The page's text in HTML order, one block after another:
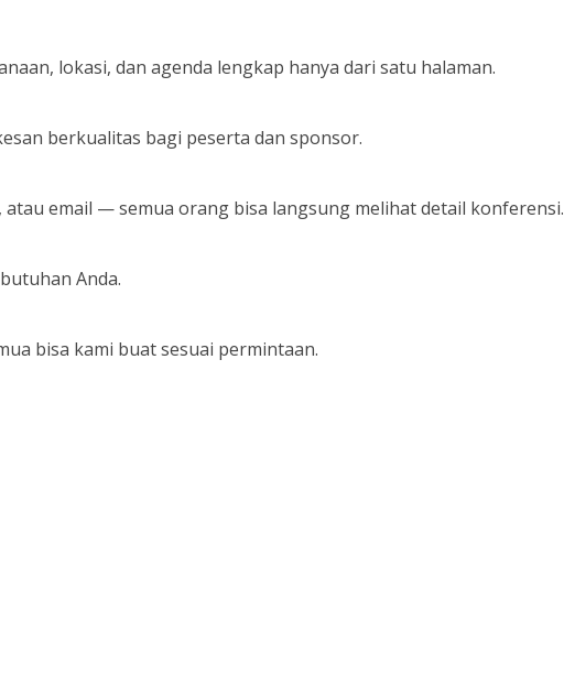
lokasi, dan agenda lengkap hanya dari satu halaman.
berkualitas bagi peserta dan sponsor.
email — semua orang bisa langsung melihat detail konferensi.
Anda.
bisa kami buat sesuai permintaan.